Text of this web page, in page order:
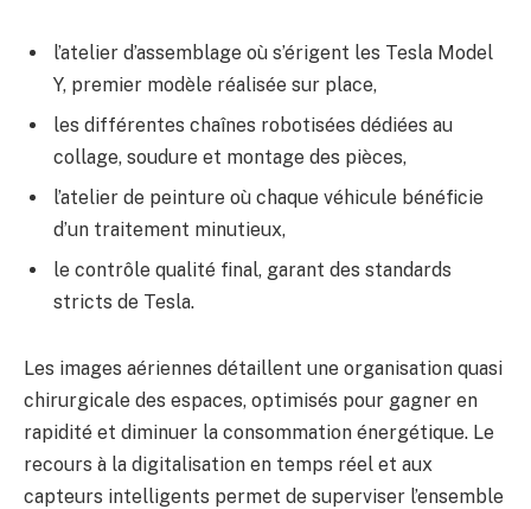
l’atelier d’assemblage où s’érigent les Tesla Model
Y, premier modèle réalisée sur place,
les différentes chaînes robotisées dédiées au
collage, soudure et montage des pièces,
l’atelier de peinture où chaque véhicule bénéficie
d’un traitement minutieux,
le contrôle qualité final, garant des standards
stricts de Tesla.
Les images aériennes détaillent une organisation quasi
chirurgicale des espaces, optimisés pour gagner en
rapidité et diminuer la consommation énergétique. Le
recours à la digitalisation en temps réel et aux
capteurs intelligents permet de superviser l’ensemble